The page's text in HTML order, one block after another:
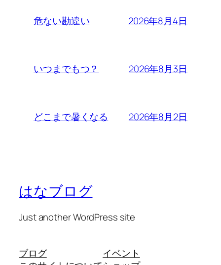
危ない勘違い 2026年8月4日
いつまでもつ？ 2026年8月3日
どこまで暑くなる 2026年8月2日
はなブログ
Just another WordPress site
ブログ
イベント